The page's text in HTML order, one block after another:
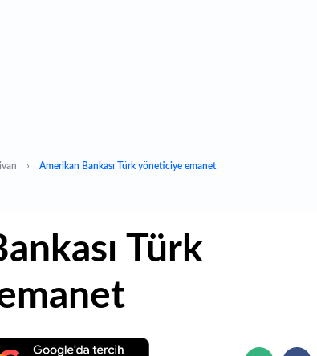
Amerikan Bankası Türk yöneticiye emanet
Türk